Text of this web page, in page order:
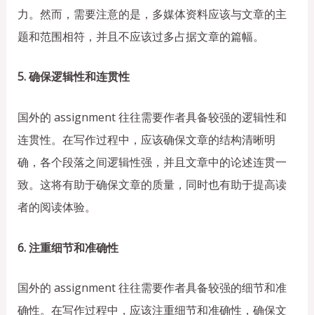
力。然而，需要注意的是，多媒体资料应该与文章的主
题和范围相符，并且不应该过多占据文章的篇幅。
5. 确保逻辑性和连贯性
国外的 assignment 往往需要作者具备较强的逻辑性和
连贯性。在写作过程中，应该确保文章的结构清晰明
确，各个段落之间逻辑性强，并且文章中的论述连贯一
致。这将有助于确保文章的质量，同时也有助于提高读
者的阅读体验。
6. 注重细节和准确性
国外的 assignment 往往需要作者具备较强的细节和准
确性。在写作过程中，应该注重细节和准确性，确保文